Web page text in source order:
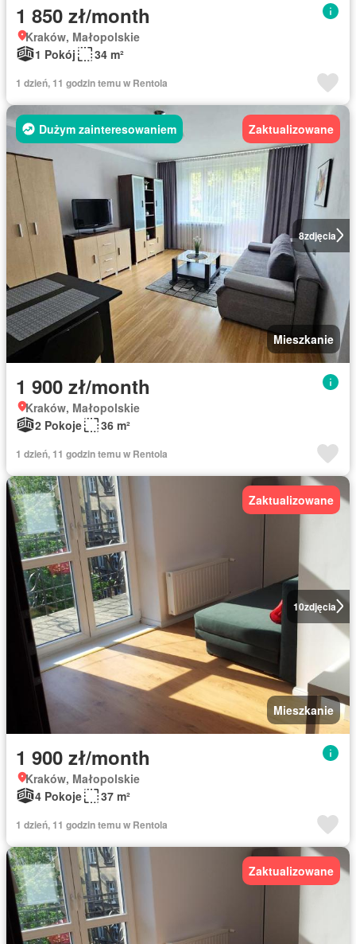
1 850 zł/month
Kraków, Małopolskie
1 Pokój
34 m²
1 dzień, 11 godzin temu w Rentola
8zdjęcia
Dużym zainteresowaniem Zaktualizowane
Mieszkanie
1 900 zł/month
Kraków, Małopolskie
2 Pokoje
36 m²
1 dzień, 11 godzin temu w Rentola
10zdjęcia
Zaktualizowane
Mieszkanie
1 900 zł/month
Kraków, Małopolskie
4 Pokoje
37 m²
1 dzień, 11 godzin temu w Rentola
Zaktualizowane